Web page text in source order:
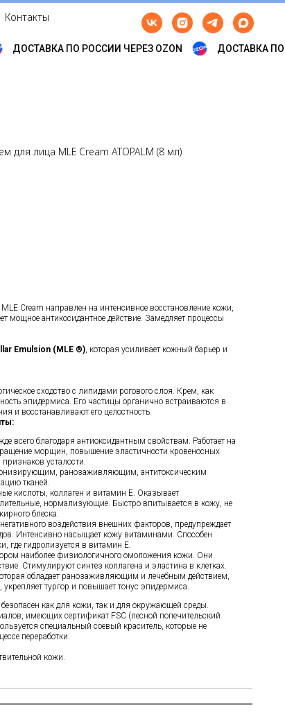
Контакты
ДОСТАВКА ПО РОССИИ ЧЕРЕЗ OZON ДОСТАВКА ПО
лица MLE Cream ATOPALM (8 мл)
Cream направлен на интенсивное восстановление кожи,
антикосидантное действие. Замедляет процессы
Emulsion (MLE ®) , которая усиливает кожный барьер и
сходство с липидами рогового слоя. Крем, как
эпидермиса. Его частицы органично встраиваются в
и восстанавливают его целостность.
всего благодаря антиоксидантным свойствам. Работает на
морщин, повышение эластичности кровеносных
усталости.
ранозаживляющим, антитоксическим
тканей.
кислоты, коллаген и витамин Е. Оказывает
нормализующие. Быстро впитывается в кожу, не
блеска.
воздействия внешних факторов, предупреждает
Интенсивно насыщает кожу витаминами. Способен
где гидролизуется в витамин Е.
наиболее физиологичного омоложения кожи. Они
Стимулируют синтез коллагена и эластина в клетках.
обладает ранозаживляющим и лечебным действием,
тургор и повышает тонус эпидермиса.
как для кожи, так и для окружающей среды.
имеющих сертификат FSC (лесной попечительский
специальный соевый краситель, которые не
переработки.
кожи.